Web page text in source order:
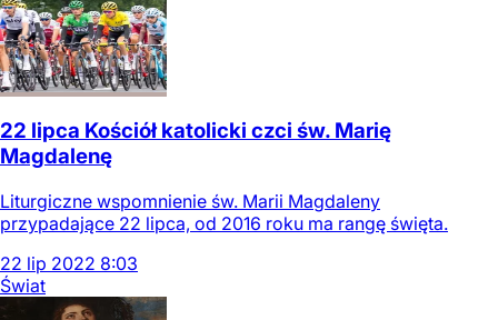
22 lipca Kościół katolicki czci św. Marię
Magdalenę
Liturgiczne wspomnienie św. Marii Magdaleny
przypadające 22 lipca, od 2016 roku ma rangę święta.
22 lip 2022 8:03
Świat